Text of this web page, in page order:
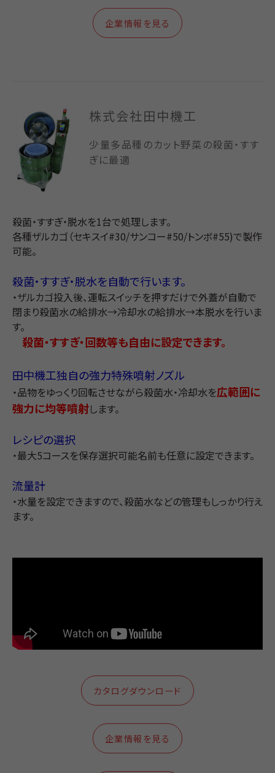
企業情報を見る
株式会社田中機工
少量多品種のカット野菜の殺菌・すす
ぎに最適
殺菌・すすぎ・脱水を1台で処理します。
各種ザルカゴ（セキスイ#30/サンコー#50/トンボ#55)で製作
可能。
殺菌・すすぎ・脱水を自動で行います。
・ザルカゴ投入後、運転スイッチを押すだけで外蓋が自動で
閉まり殺菌水の給排水→冷却水の給排水→本脱水を行いま
す。
殺菌・すすぎ・回数等も自由に設定できます。
田中機工独自の強力特殊噴射ノズル
・品物をゆっくり回転させながら殺菌水・冷却水を広範囲に
強力に均等噴射します。
レシピの選択
・最大5コースを保存選択可能名前も任意に設定できます。
流量計
・水量を設定できますので、殺菌水などの管理もしっかり行え
ます。
カタログダウンロード
企業情報を見る